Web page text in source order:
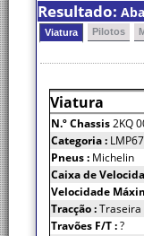
Resultado:
Viatura Pilotos
Viatura
N.º Chassis2KQ
Categoria :
Pneus : Michelin
Caixa de
Velocidade
Tracção :Traseira
Travões F/T :?